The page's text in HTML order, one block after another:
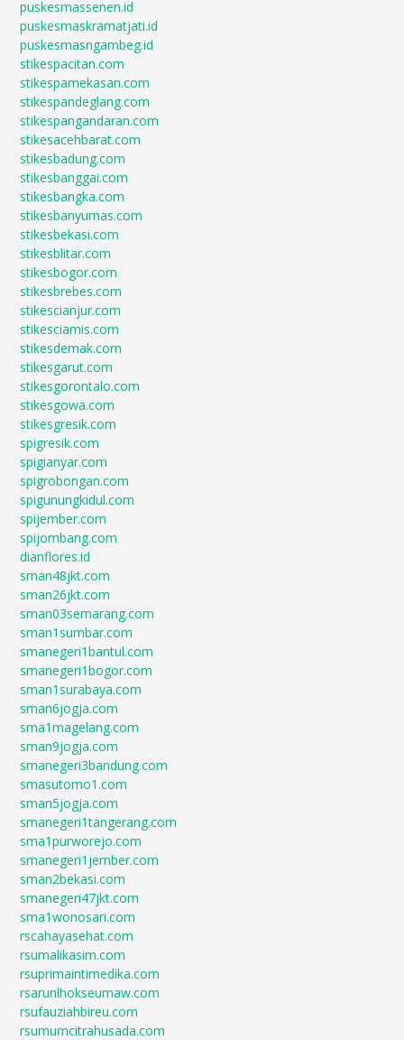
puskesmassenen.id
puskesmaskramatjati.id
puskesmasngambeg.id
stikespacitan.com
stikespamekasan.com
stikespandeglang.com
stikespangandaran.com
stikesacehbarat.com
stikesbadung.com
stikesbanggai.com
stikesbangka.com
stikesbanyumas.com
stikesbekasi.com
stikesblitar.com
stikesbogor.com
stikesbrebes.com
stikescianjur.com
stikesciamis.com
stikesdemak.com
stikesgarut.com
stikesgorontalo.com
stikesgowa.com
stikesgresik.com
spigresik.com
spigianyar.com
spigrobongan.com
spigunungkidul.com
spijember.com
spijombang.com
dianflores.id
sman48jkt.com
sman26jkt.com
sman03semarang.com
sman1sumbar.com
smanegeri1bantul.com
smanegeri1bogor.com
sman1surabaya.com
sman6jogja.com
sma1magelang.com
sman9jogja.com
smanegeri3bandung.com
smasutomo1.com
sman5jogja.com
smanegeri1tangerang.com
sma1purworejo.com
smanegeri1jember.com
sman2bekasi.com
smanegeri47jkt.com
sma1wonosari.com
rscahayasehat.com
rsumalikasim.com
rsuprimaintimedika.com
rsarunlhokseumaw.com
rsufauziahbireu.com
rsumumcitrahusada.com